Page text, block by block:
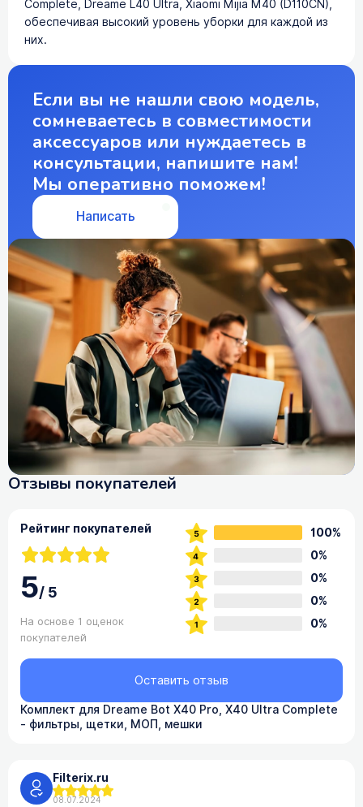
Complete, Dreame L40 Ultra, Xiaomi Mijia M40 (D110CN),
обеспечивая высокий уровень уборки для каждой из
них.
Если вы не нашли свою модель,
сомневаетесь в совместимости
аксессуаров или нуждаетесь в
консультации, напишите нам!
Мы оперативно поможем!
Написать
Отзывы покупателей
Рейтинг покупателей
5/5
На основе 1 оценок
покупателей
100%
0%
0%
0%
0%
Комплект для Dreame Bot X40 Pro, X40 Ultra Complete
- фильтры, щетки, МОП, мешки
Оставить отзыв
Filterix.ru
08.07.2024